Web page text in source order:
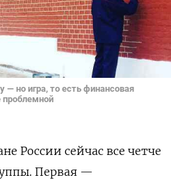
но игра, то есть финансовая
проблемной
России сейчас все четче
Первая —